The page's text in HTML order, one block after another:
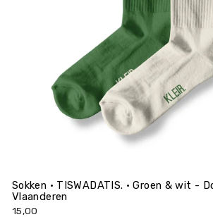
Sokken • TISWADATIS. • Groen & wit -
Vlaanderen
15,00